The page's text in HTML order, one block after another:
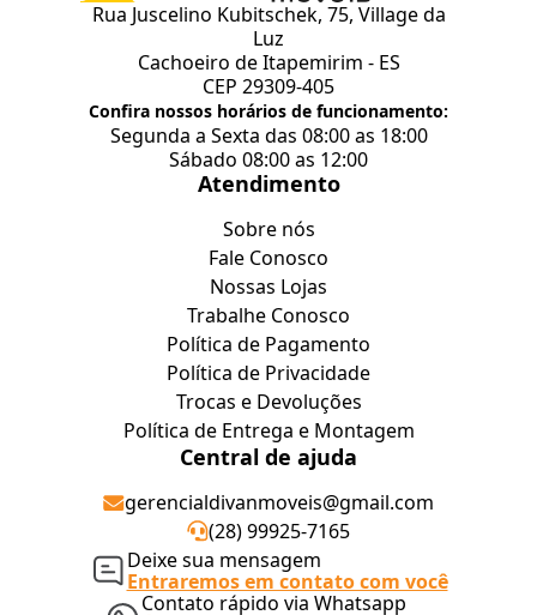
Rua Juscelino Kubitschek, 75, Village da
Luz
Cachoeiro de Itapemirim - ES
CEP 29309-405
Confira nossos horários de funcionamento:
Segunda a Sexta das 08:00 as 18:00
Sábado 08:00 as 12:00
Atendimento
Sobre nós
Fale Conosco
Nossas Lojas
Trabalhe Conosco
Política de Pagamento
Política de Privacidade
Trocas e Devoluções
Política de Entrega e Montagem
Central de ajuda
gerencialdivanmoveis@gmail.com
(28) 99925-7165
Deixe sua mensagem
Entraremos em contato com você
Contato rápido via Whatsapp